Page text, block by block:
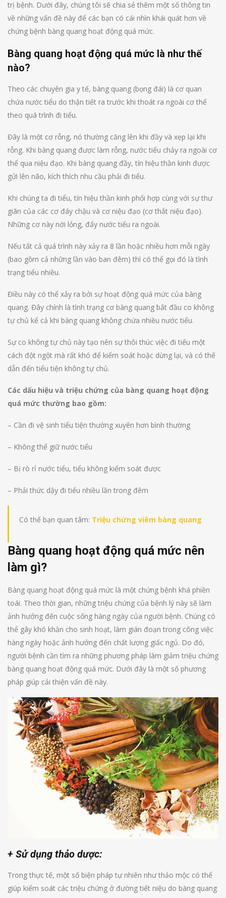
trị bệnh. Dưới đây, chúng tôi sẽ chia sẻ thêm một số thông tin
về những vấn đề này để các bạn có cái nhìn khái quát hơn về
chứng bệnh bàng quang hoạt động quá mức.
Bàng quang hoạt động quá mức là như thế
nào?
Theo các chuyên gia y tế, bàng quang (bọng đái) là cơ quan
chứa nước tiểu do thận tiết ra trước khi thoát ra ngoài cơ thể
theo quá trình đi tiểu.
Đây là một cơ rỗng, nó thường căng lên khi đầy và xẹp lại khi
rỗng. Khi bàng quang được làm rỗng, nước tiểu chảy ra ngoài cơ
thể qua niệu đạo. Khi bàng quang đầy, tín hiệu thần kinh được
gửi lên não, kích thích nhu cầu phải đi tiểu.
Khi chúng ta đi tiểu, tín hiệu thần kinh phối hợp cùng với sự thư
giãn của các cơ đáy chậu và cơ niệu đạo (cơ thắt niệu đạo).
Những cơ này nới lỏng, đẩy nước tiểu ra ngoài.
Nếu tất cả quá trình này xảy ra 8 lần hoặc nhiều hơn mỗi ngày
(bao gồm cả những lần vào ban đêm) thì có thể gọi đó là tình
trạng tiểu nhiều.
Điều này có thể xảy ra bởi sự hoạt động quá mức của bàng
quang. Đây chính là tình trạng cơ bàng quang bắt đầu co không
tự chủ kể cả khi bàng quang không chứa nhiều nước tiểu.
Sự co không tự chủ này tạo nên sự thôi thúc việc đi tiểu một
cách đột ngột mà rất khó để kiểm soát hoặc dừng lại, và có thể
dẫn đến tiểu tiện không tự chủ.
Các dấu hiệu và triệu chứng của bàng quang hoạt động
quá mức thường bao gồm:
– Cần đi vệ sinh tiểu tiện thường xuyên hơn bình thường
– Không thể giữ nước tiểu
– Bị rò rỉ nước tiểu, tiểu không kiểm soát được
– Phải thức dậy đi tiểu nhiều lần trong đêm
Có thể bạn quan tâm: Triệu chứng viêm bàng quang
Bàng quang hoạt động quá mức nên
làm gì?
Bàng quang hoạt động quá mức là một chứng bệnh khá phiền
toái. Theo thời gian, những triệu chứng của bệnh lý này sẽ làm
ảnh hưởng đến cuộc sống hàng ngày của người bệnh. Chúng có
thể gây khó khăn cho sinh hoạt, làm gián đoạn trong công việc
hàng ngày hoặc ảnh hưởng đến chất lượng giấc ngủ. Do đó,
người bệnh cần tìm ra những phương pháp làm giảm triệu chứng
bàng quang hoạt động quá mức. Dưới đây là một số phương
pháp giúp cải thiện vấn đề này.
+ Sử dụng thảo dược:
Trong thực tế, một số biện pháp tự nhiên như thảo mộc có thể
giúp kiểm soát các triệu chứng ở đường tiết niệu do bàng quang